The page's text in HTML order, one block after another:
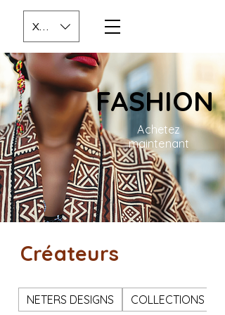
XOF (CFA)
FASHION
Achetez
maintenant
Créateurs
NETERS DESIGNS COLLECTIONS SJ